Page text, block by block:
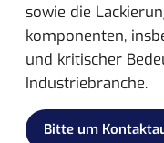
sowie die
komponenten,
und kritischer
Industriebranche.
Bitte um